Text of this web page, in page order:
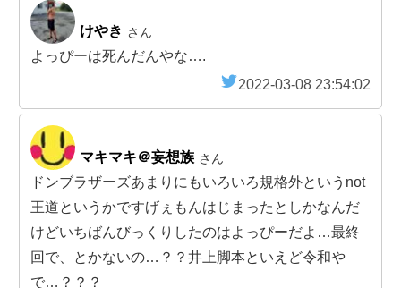
けやき さん
よっぴーは死んだんやな….
2022-03-08 23:54:02
マキマキ＠妄想族 さん
ドンブラザーズあまりにもいろいろ規格外というnot
王道というかですげぇもんはじまったとしかなんだ
けどいちばんびっくりしたのはよっぴーだよ…最終
回で、とかないの…？？井上脚本といえど令和や
で…？？？